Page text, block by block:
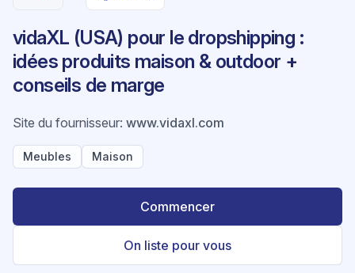
vidaXL (USA) pour le dropshipping :
idées produits maison & outdoor +
conseils de marge
Site du fournisseur: www.vidaxl.com
Meubles Maison
Commencer
On liste pour vous